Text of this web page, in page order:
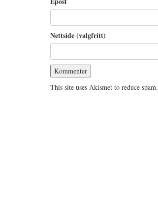
Nettside (valgfritt)
This site uses Akismet to reduce spam.